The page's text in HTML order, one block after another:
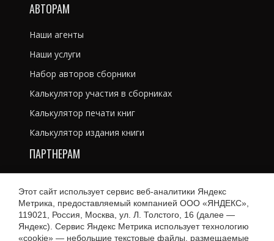
АВТОРАМ
Наши агенты
Наши услуги
Набор авторов сборники
Калькулятор участия в сборниках
Калькулятор печати книг
Калькулятор издания книги
ПАРТНЕРАМ
Рекламодателям
Магазинам и библиотекам
Этот сайт использует сервис веб-аналитики Яндекс
Метрика, предоставляемый компанией ООО «ЯНДЕКС»,
119021, Россия, Москва, ул. Л. Толстого, 16 (далее —
Яндекс). Сервис Яндекс Метрика использует технологию
«cookie» — небольшие текстовые файлы, размещаемые